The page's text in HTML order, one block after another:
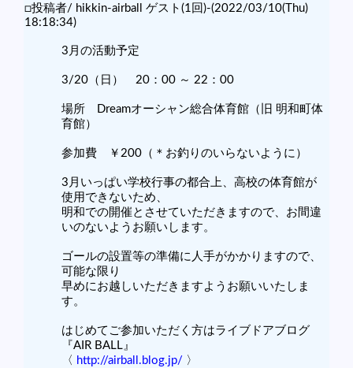
□投稿者/ hikkin-airball ゲスト(1回)-(2022/03/10(Thu)
18:18:34)
3月の活動予定
3/20（日） 20：00 ～ 22：00
場所 Dreamオーシャン総合体育館（旧 明和町体
育館）
参加費 ￥200（＊お釣りのいらないように）
3月いっぱい学校行事の都合上、高校の体育館が
使用できないため、
明和での開催とさせていただきますので、お間違
いのないようお願いします。
ゴールの設置等の準備に人手がかかりますので、
可能な限り
早めにお越しいただきますようお願いいたしま
す。
はじめてご参加いただく方はライブドアブログ
『AIR BALL』
〈 http://airball.blog.jp/ 〉